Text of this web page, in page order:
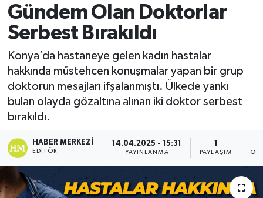
Gündem Olan Doktorlar
Serbest Bırakıldı
Konya’da hastaneye gelen kadın hastalar
hakkında müstehcen konuşmalar yapan bir grup
doktorun mesajları ifşalanmıştı. Ülkede yankı
bulan olayda gözaltına alınan iki doktor serbest
bırakıldı.
HABER MERKEZI
EDITÖR
14.04.2025 - 15:31
YAYINLANMA PAYLAŞIM
Süper Lig Puan Durumu ve Fikstür
Tüm Manşetler
Son Dakika Haberleri
Haber Arşivi